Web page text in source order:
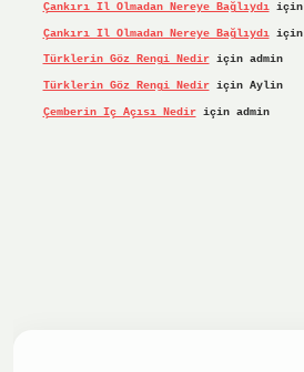
Çankırı Il Olmadan Nereye Bağlıydıiçin
Çankırı Il Olmadan Nereye Bağlıydıiçin
Türklerin Göz Rengi Nediriçin admin
Türklerin Göz Rengi Nediriçin Aylin
Çemberin Iç Açısı Nediriçin admin